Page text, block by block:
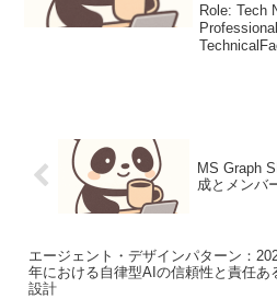
Role: Tech
MS Graph
成とメンバ
エージェント・デザインパターン：
年における自律型AIの信頼性と責任あ
設計